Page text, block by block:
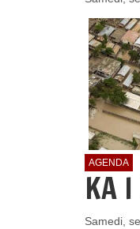
AGENDA
KA I
Samedi,